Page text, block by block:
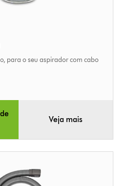
para o seu aspirador com cabo
Veja mais